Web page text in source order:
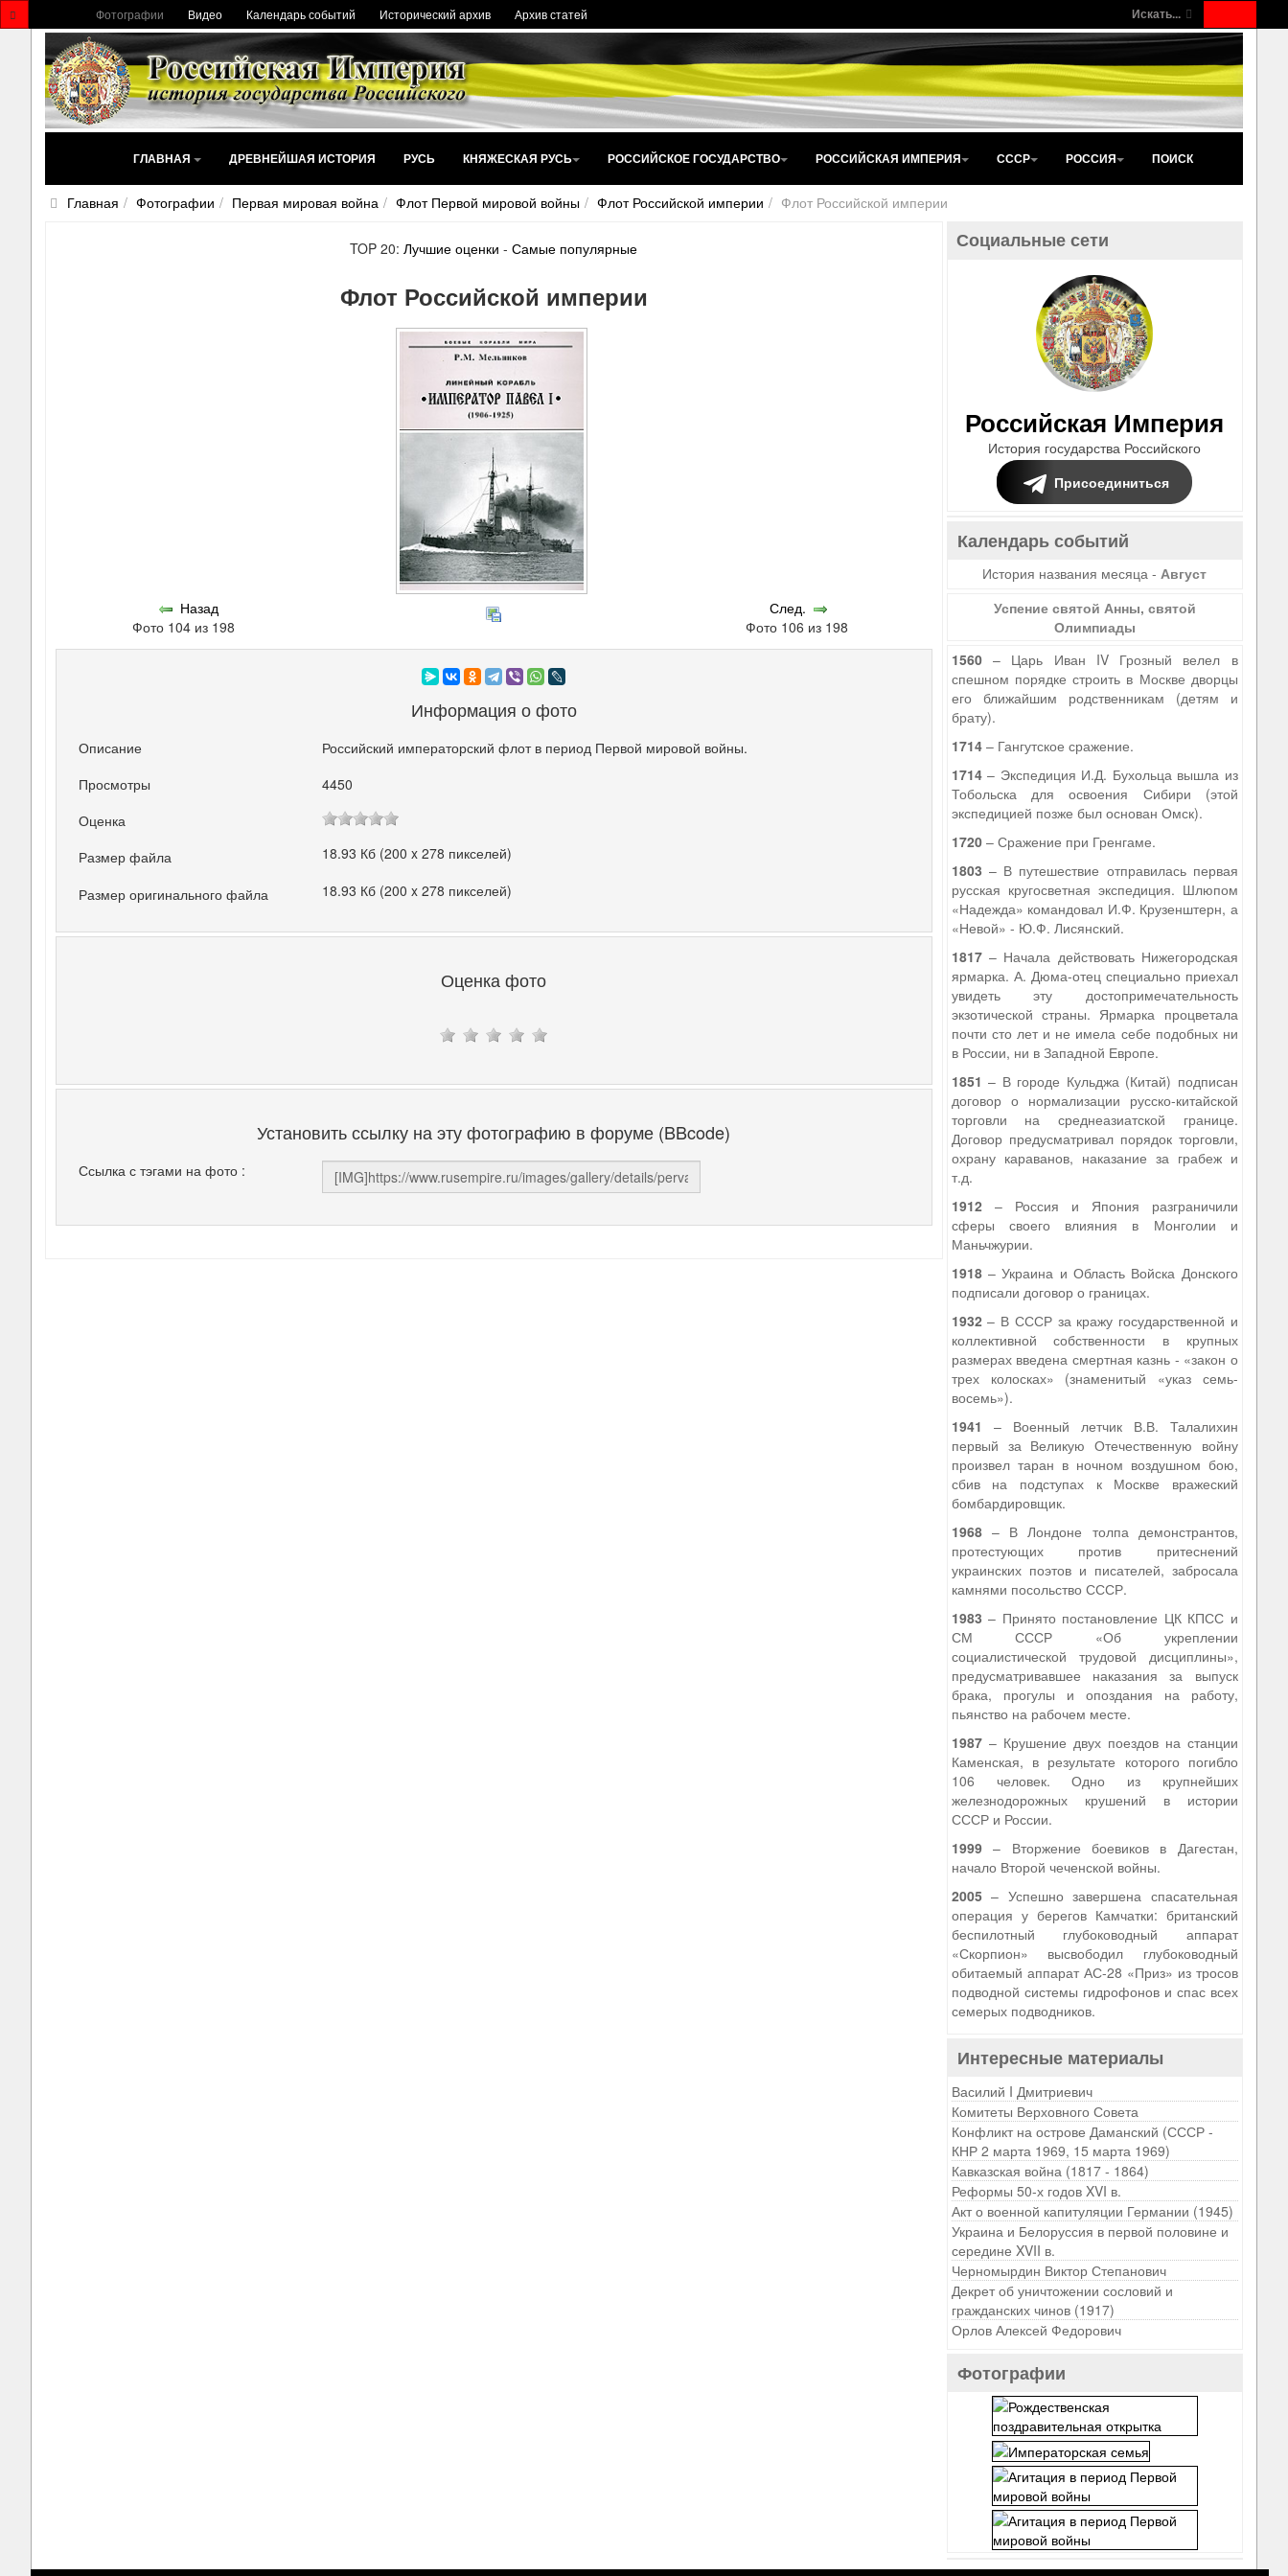
Искать...
Фотографии Видео Календарь событий Исторический архив Архив статей
ГЛАВНАЯ ДРЕВНЕЙШАЯ ИСТОРИЯ РУСЬ КНЯЖЕСКАЯ РУСЬ РОССИЙСКОЕ ГОСУДАРСТВО РОССИЙСКАЯ ИМПЕРИЯ СССР РОССИЯ ПОИСК
Главная Фотографии Первая мировая война Флот Первой мировой войны Флот Российской империи Флот Российской империи
TOP 20:Лучшие оценки -Самые популярные
Флот Российской империи
Назад
Фото 104 из 198
След.
Фото 106 из 198
Информация о фото
Описание
Российский императорский флот в период Первой мировой войны.
Просмотры
4450
Оценка
Размер файла
18.93 Кб (200 x 278 пикселей)
Размер оригинального файла 18.93 Кб (200 x 278 пикселей)
Оценка фото
Установить ссылку на эту фотографию в форуме (BBcode)
Ссылка с тэгами на фото :
Социальные сети
Российская Империя
История государства Российского
Присоединиться
Календарь событий
История названия месяца -Август
Успение святой Анны, святой
Олимпиады
1560– Царь Иван IV Грозный велел в
спешном порядке строить в Москве дворцы
его ближайшим родственникам (детям и
брату).
1714– Гангутское сражение.
1714– Экспедиция И.Д. Бухольца вышла из
Тобольска для освоения Сибири (этой
экспедицией позже был основан Омск).
1720– Сражение при Гренгаме.
1803 – В путешествие отправилась первая
русская кругосветная экспедиция. Шлюпом
«Надежда» командовал И.Ф. Крузенштерн, а
«Невой» - Ю.Ф. Лисянский.
1817– Начала действовать Нижегородская
ярмарка. А. Дюма-отец специально приехал
увидеть эту достопримечательность
экзотической страны. Ярмарка процветала
почти сто лет и не имела себе подобных ни
в России, ни в Западной Европе.
1851 – В городе Кульджа (Китай) подписан
договор о нормализации русско-китайской
торговли на среднеазиатской границе.
Договор предусматривал порядок торговли,
охрану караванов, наказание за грабеж и
т.д.
1912– Россия и Япония разграничили
сферы своего влияния в Монголии и
Маньчжурии.
1918– Украина и Область Войска Донского
подписали договор о границах.
1932– В СССР за кражу государственной и
коллективной собственности в крупных
размерах введена смертная казнь - «закон о
трех колосках» (знаменитый «указ семь-
восемь»).
1941 – Военный летчик В.В. Талалихин
первый за Великую Отечественную войну
произвел таран в ночном воздушном бою,
сбив на подступах к Москве вражеский
бомбардировщик.
1968– В Лондоне толпа демонстрантов,
протестующих против притеснений
украинских поэтов и писателей, забросала
камнями посольство СССР.
1983 – Принято постановление ЦК КПСС и
СМ СССР «Об укреплении
социалистической трудовой дисциплины»,
предусматривавшее наказания за выпуск
брака, прогулы и опоздания на работу,
пьянство на рабочем месте.
1987– Крушение двух поездов на станции
Каменская, в результате которого погибло
106 человек. Одно из крупнейших
железнодорожных крушений в истории
СССР и России.
1999– Вторжение боевиков в Дагестан,
начало Второй чеченской войны.
2005– Успешно завершена спасательная
операция у берегов Камчатки: британский
беспилотный глубоководный аппарат
«Скорпион» высвободил глубоководный
обитаемый аппарат АС-28 «Приз» из тросов
подводной системы гидрофонов и спас всех
семерых подводников.
Интересные материалы
Василий I Дмитриевич
Комитеты Верховного Совета
Конфликт на острове Даманский (СССР -
КНР 2 марта 1969, 15 марта 1969)
Кавказская война (1817 - 1864)
Реформы 50-х годов XVI в.
Акт о военной капитуляции Германии (1945)
Украина и Белоруссия в первой половине и
середине XVII в.
Черномырдин Виктор Степанович
Декрет об уничтожении сословий и
гражданских чинов (1917)
Орлов Алексей Федорович
Фотографии